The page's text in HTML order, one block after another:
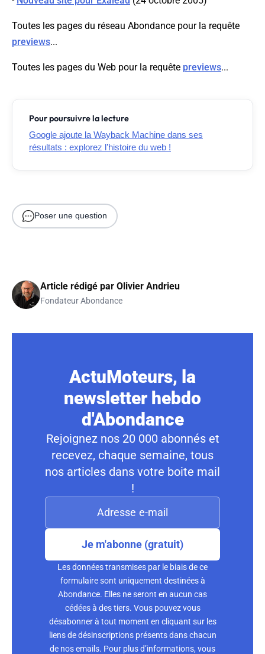
Toutes les pages du réseau Abondance pour la requête
previews...
Toutes les pages du Web pour la requête previews...
Pour poursuivre la lecture
Google ajoute la Wayback Machine dans ses
résultats : explorez l’histoire du web !
Poser une question
Article rédigé par Olivier Andrieu
Fondateur Abondance
ActuMoteurs, la
newsletter hebdo
d'Abondance
Rejoignez nos 20 000 abonnés et
recevez, chaque semaine, tous
nos articles dans votre boite mail
!
Je m'abonne (gratuit)
Les données transmises par le biais de ce
formulaire sont uniquement destinées à
Abondance. Elles ne seront en aucun cas
cédées à des tiers. Vous pouvez vous
désabonner à tout moment en cliquant sur les
liens de désinscriptions présents dans chacun
de nos emails. Pour plus d’informations, vous